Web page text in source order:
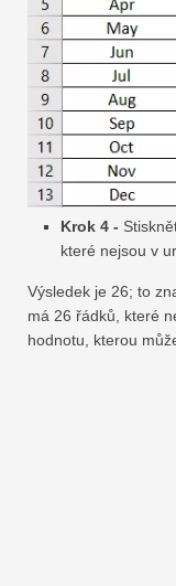
Krok 4 -
které nejsou v
Výsledek je 26; to
má 26 řádků, které
hodnotu, kterou